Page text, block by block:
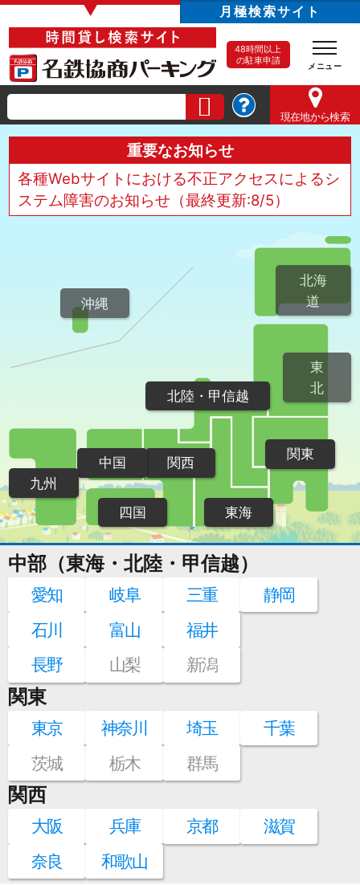
▼ 月極検索サイト
48時間以上
の駐車申請
現在地から検索
重要なお知らせ
各種Webサイトにおける不正アクセスによるシ
ステム障害のお知らせ（最終更新:8/5）
北海
道
東
北
関東
北陸・甲信越
東海
関西
中国
四国
九州
沖縄
中部（東海・北陸・甲信越）
愛知 岐阜 三重
静岡
石川
富山
福井
長野
山梨 新潟
関東
東京 神奈川 埼玉
千葉
茨城
栃木 群馬
関西
大阪 兵庫 京都
滋賀
奈良
和歌山